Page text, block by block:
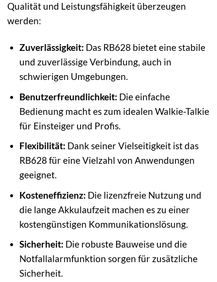
Qualität und Leistungsfähigkeit überzeugen
werden:
Zuverlässigkeit: Das RB628 bietet eine stabile
und zuverlässige Verbindung, auch in
schwierigen Umgebungen.
Benutzerfreundlichkeit: Die einfache
Bedienung macht es zum idealen Walkie-Talkie
für Einsteiger und Profis.
Flexibilität: Dank seiner Vielseitigkeit ist das
RB628 für eine Vielzahl von Anwendungen
geeignet.
Kosteneffizienz: Die lizenzfreie Nutzung und
die lange Akkulaufzeit machen es zu einer
kostengünstigen Kommunikationslösung.
Sicherheit: Die robuste Bauweise und die
Notfallalarmfunktion sorgen für zusätzliche
Sicherheit.